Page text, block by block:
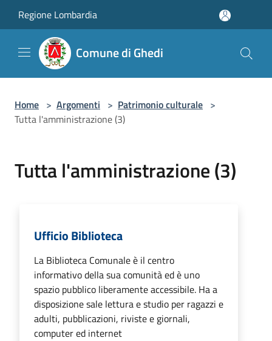
Regione Lombardia
Comune di Ghedi
Home > Argomenti > Patrimonio culturale >
Tutta l'amministrazione (3)
Tutta l'amministrazione (3)
Ufficio Biblioteca
La Biblioteca Comunale è il centro
informativo della sua comunità ed è uno
spazio pubblico liberamente accessibile. Ha a
disposizione sale lettura e studio per ragazzi e
adulti, pubblicazioni, riviste e giornali,
computer ed internet